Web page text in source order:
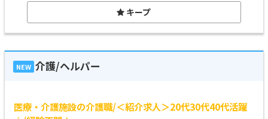
キープ
NEW 介護/ヘルパー
医療・介護施設の介護職/＜紹介求人＞20代30代40代活躍